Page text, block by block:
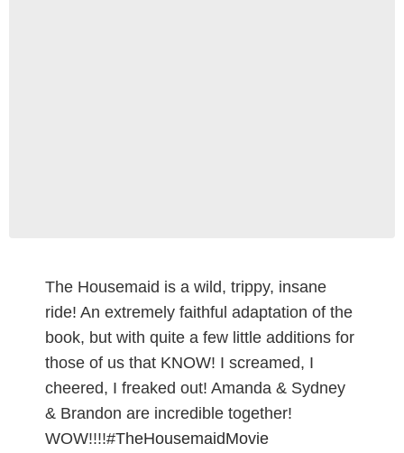
The Housemaid is a wild, trippy, insane
ride! An extremely faithful adaptation of the
book, but with quite a few little additions for
those of us that KNOW! I screamed, I
cheered, I freaked out! Amanda & Sydney
& Brandon are incredible together!
WOW!!!!#TheHousemaidMovie